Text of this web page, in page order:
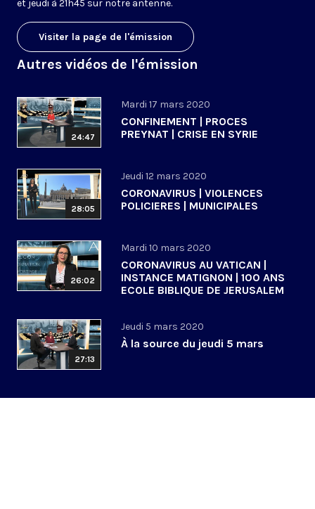
et jeudi à 21h45 sur notre antenne.
Visiter la page de l'émission
Autres vidéos de l'émission
24:47
Mardi 17 mars 2020
CONFINEMENT | PROCES
PREYNAT | CRISE EN SYRIE
28:05
Jeudi 12 mars 2020
CORONAVIRUS | VIOLENCES
POLICIERES | MUNICIPALES
26:02
Mardi 10 mars 2020
CORONAVIRUS AU VATICAN |
INSTANCE MATIGNON | 100 ANS
ECOLE BIBLIQUE DE JERUSALEM
27:13
Jeudi 5 mars 2020
À la source du jeudi 5 mars